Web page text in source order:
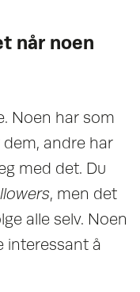
når noen
Noen har som
andre har
med det. Du
, men det
alle selv. Noen
interessant å